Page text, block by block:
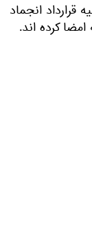
روسیه قرارداد انجماد
کرده اند.